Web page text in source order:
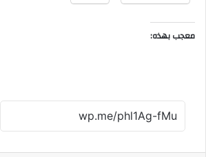
معجب بهذه: